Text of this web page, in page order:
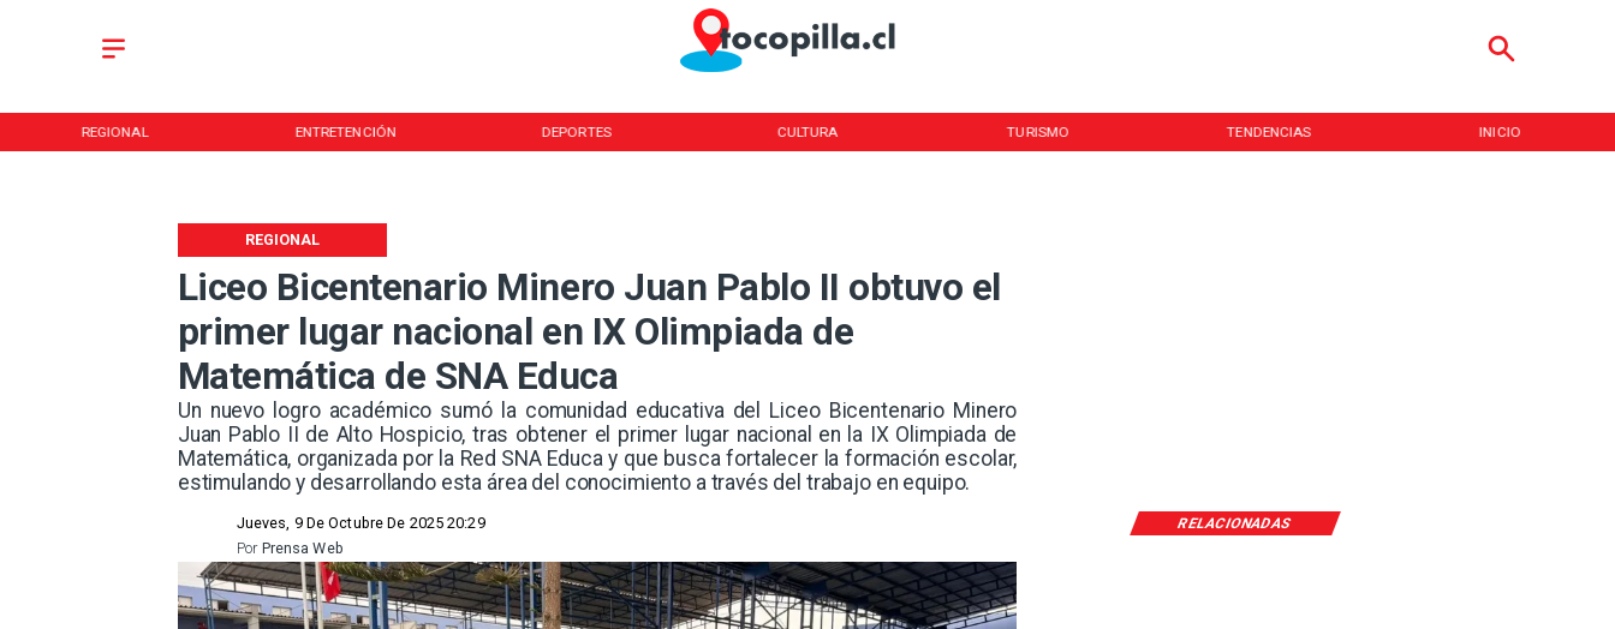
REGIONAL ENTRETENCIÓN DEPORTES CULTURA TURISMO TENDENCIAS INICIO
Liceo Bicentenario Minero Juan Pablo II obtuvo el
primer lugar nacional en IX Olimpiada de
Matemática de SNA Educa
​Un nuevo logro académico sumó la comunidad educativa del Liceo Bicentenario Minero
Juan Pablo II de Alto Hospicio, tras obtener el primer lugar nacional en la IX Olimpiada de
Matemática, organizada por la Red SNA Educa y que busca fortalecer la formación escolar,
estimulando y desarrollando esta área del conocimiento a través del trabajo en equipo.
REGIONAL
RELACIONADAS
Jueves, 9 De Octubre De 2025 20:29
Prensa Web
Por